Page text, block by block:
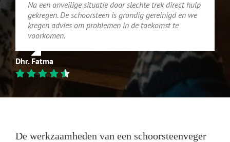
Na een onveilige situatie door slechte trek direct hulp
gekregen. De schoorsteen is grondig gereinigd en we
kregen advies om problemen in de toekomst te
voorkomen.
Dhr. Fatma
De werkzaamheden van een schoorsteenveger